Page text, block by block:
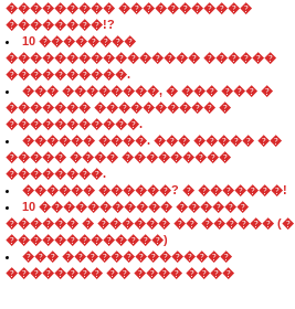
��������� �����������
��������!?
10 ��������
���������������� ������
����������.
��� ��������, � ��� ��� �
������� ���������� �
�����������.
������ ����. ��� ����� ��
����� ���� ���������
��������.
������ ������? � �������!
10 ����������� ������
������ � ������ �� ������ (�
�������������)
��� ��������������
�������� �� ���� ����